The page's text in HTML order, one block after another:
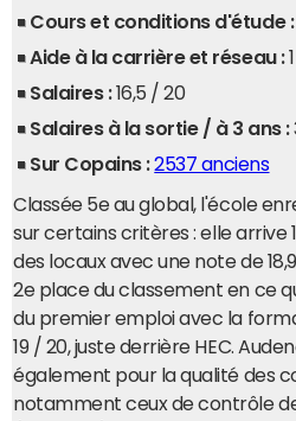
Cours et conditions d'étude :
Aide à la carrière et réseau :
Salaires :16,5 / 20
Salaires à la sortie / à 3 ans :
Sur Copains :2537 anciens
Classée 5e au global, l'école
sur certains critères : elle arrive
des locaux avec une note de
2e place du classement en ce
du premier emploi avec la
19 / 20, juste derrière HEC.
également pour la qualité des
notamment ceux de contrôle